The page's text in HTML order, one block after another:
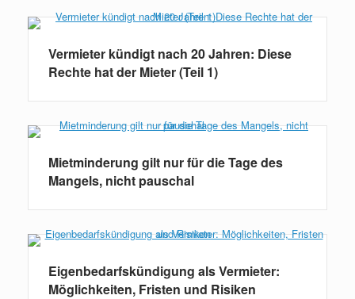
Vermieter kündigt nach 20 Jahren: Diese
Rechte hat der Mieter (Teil 1)
Mietminderung gilt nur für die Tage des
Mangels, nicht pauschal
Eigenbedarfskündigung als Vermieter:
Möglichkeiten, Fristen und Risiken